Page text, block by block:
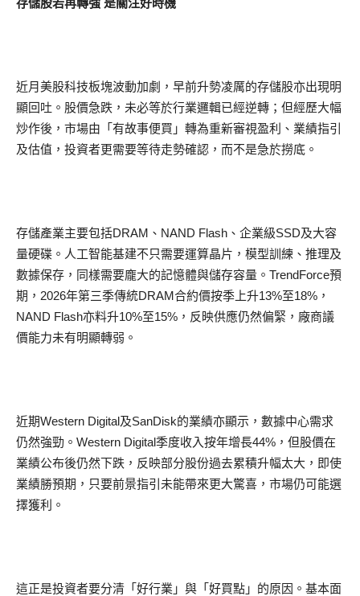
近月美股科技板塊波動加劇，早前升勢凌厲的存儲股亦出現明
顯回吐。股價急跌，未必等於行業邏輯已經逆轉；但經歷大幅
炒作後，市場由「有故事便買」轉為重新審視盈利、業績指引
及估值，投資者更需要等待走勢確認，而不是急於撈底。
存儲產業主要包括DRAM、NAND Flash、企業級SSD及大容
量硬碟。人工智能基建不只需要運算晶片，模型訓練、推理及
數據保存，同樣需要龐大的記憶體與儲存容量。TrendForce預
期，2026年第三季傳統DRAM合約價按季上升13%至18%，
NAND Flash亦料升10%至15%，反映供應仍然偏緊，廠商議
價能力未有明顯轉弱。
近期Western Digital及SanDisk的業績亦顯示，數據中心需求
仍然強勁。Western Digital季度收入按年增長44%，但股價在
業績公布後仍然下跌，反映部分股份過去累積升幅太大，即使
業績勝預期，只要前景指引未能帶來更大驚喜，市場仍可能選
擇獲利。
這正是投資者要分清「好行業」與「好買點」的原因。基本面